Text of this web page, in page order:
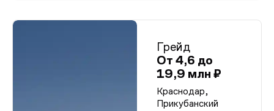
Грейд
От 4,6 до
19,9 млн ₽
Краснодар,
Прикубанский